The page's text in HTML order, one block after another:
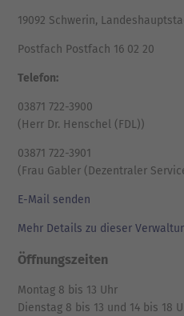
19092 Schwerin,
Postfach Postfach 16 02 20
Telefon:
03871 722-3900
(Herr Dr. Henschel (FDL))
03871 722-3901
(Frau Gabler (Dezentraler
E-Mail senden
Mehr Details zu dieser
Öffnungszeiten
Montag 8 bis 13 Uhr
Dienstag 8 bis 13 und 14 bis 18